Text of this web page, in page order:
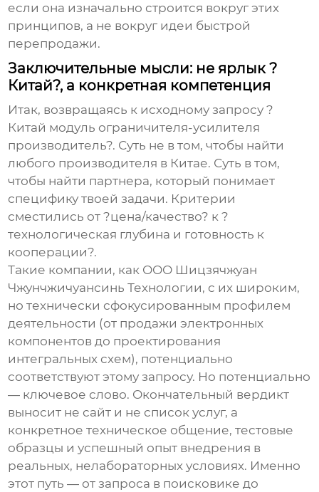
если она изначально строится вокруг этих
принципов, а не вокруг идеи быстрой
перепродажи.
Заключительные мысли: не ярлык ?
Китай?, а конкретная компетенция
Итак, возвращаясь к исходному запросу ?
Китай модуль ограничителя-усилителя
производитель?. Суть не в том, чтобы найти
любого производителя в Китае. Суть в том,
чтобы найти партнера, который понимает
специфику твоей задачи. Критерии
сместились от ?цена/качество? к ?
технологическая глубина и готовность к
кооперации?.
Такие компании, как ООО Шицзячжуан
Чжунчжичуансинь Технологии, с их широким,
но технически сфокусированным профилем
деятельности (от продажи электронных
компонентов до проектирования
интегральных схем), потенциально
соответствуют этому запросу. Но потенциально
— ключевое слово. Окончательный вердикт
выносит не сайт и не список услуг, а
конкретное техническое общение, тестовые
образцы и успешный опыт внедрения в
реальных, нелабораторных условиях. Именно
этот путь — от запроса в поисковике до